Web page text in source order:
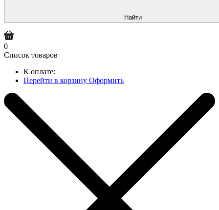
Найти
0
Список товаров
К оплате:
Перейти в корзину Оформить